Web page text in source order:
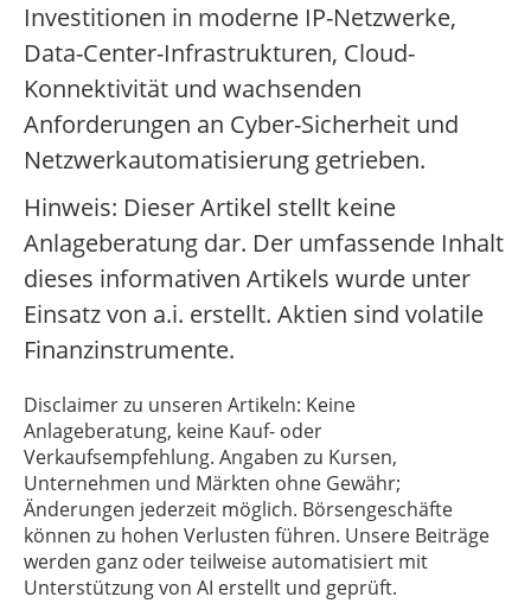
Investitionen in moderne IP-Netzwerke,
Data-Center-Infrastrukturen, Cloud-
Konnektivität und wachsenden
Anforderungen an Cyber-Sicherheit und
Netzwerkautomatisierung getrieben.
Hinweis: Dieser Artikel stellt keine
Anlageberatung dar. Der umfassende Inhalt
dieses informativen Artikels wurde unter
Einsatz von a.i. erstellt. Aktien sind volatile
Finanzinstrumente.
Disclaimer zu unseren Artikeln: Keine
Anlageberatung, keine Kauf- oder
Verkaufsempfehlung. Angaben zu Kursen,
Unternehmen und Märkten ohne Gewähr;
Änderungen jederzeit möglich. Börsengeschäfte
können zu hohen Verlusten führen. Unsere Beiträge
werden ganz oder teilweise automatisiert mit
Unterstützung von AI erstellt und geprüft.